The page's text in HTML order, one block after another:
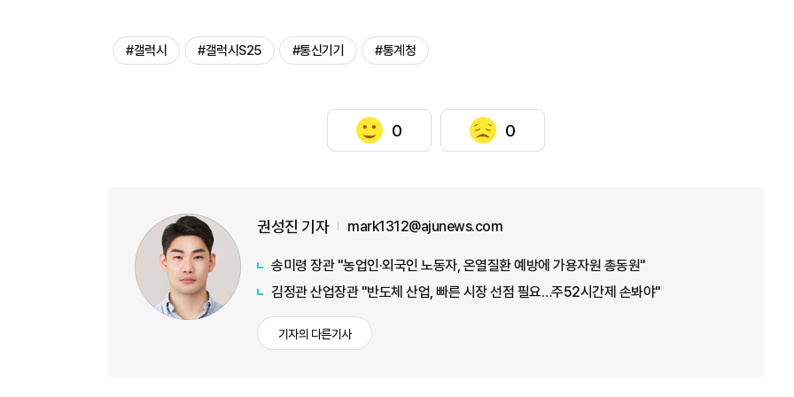
#갤럭시 #갤럭시S25 #통신기기 #통계청
0 0
권성진 기자 mark1312@ajunews.com
송미령 장관 "농업인·외국인 노동자, 온열질환 예방에 가용자원 총동원"
김정관 산업장관 "반도체 산업, 빠른 시장 선점 필요…주52시간제 손봐야"
기자의 다른기사